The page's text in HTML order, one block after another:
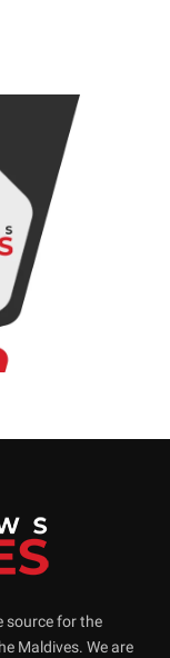
source for the
Maldives. We are